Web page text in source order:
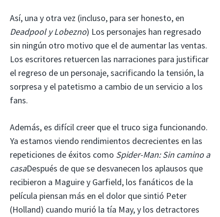
Así, una y otra vez (incluso, para ser honesto, en
Deadpool y Lobezno) Los personajes han regresado
sin ningún otro motivo que el de aumentar las ventas.
Los escritores retuercen las narraciones para justificar
el regreso de un personaje, sacrificando la tensión, la
sorpresa y el patetismo a cambio de un servicio a los
fans.
Además, es difícil creer que el truco siga funcionando.
Ya estamos viendo rendimientos decrecientes en las
repeticiones de éxitos como Spider-Man: Sin camino a
casaDespués de que se desvanecen los aplausos que
recibieron a Maguire y Garfield, los fanáticos de la
película piensan más en el dolor que sintió Peter
(Holland) cuando murió la tía May, y los detractores